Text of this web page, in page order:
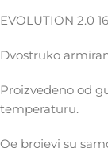
EVOLUTION 2.0
Dvostruko
Proizvedeno od
temperaturu.
Oe brojevi su